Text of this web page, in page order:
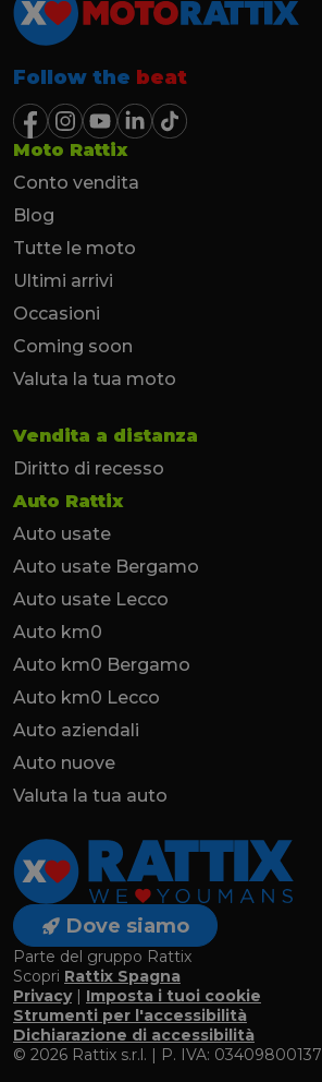
Follow the beat
Moto Rattix
Conto vendita
Blog
Tutte le moto
Ultimi arrivi
Occasioni
Coming soon
Valuta la tua moto
Vendita a distanza
Diritto di recesso
Auto Rattix
Auto usate
Auto usate Bergamo
Auto usate Lecco
Auto km0
Auto km0 Bergamo
Auto km0 Lecco
Auto aziendali
Auto nuove
Valuta la tua auto
Dove siamo
Parte del gruppo Rattix
Scopri Rattix Spagna
Privacy| Imposta i tuoi cookie
Strumenti per l'accessibilità
Dichiarazione di accessibilità
© 2026 Rattix s.r.l. | P. IVA: 03409800137